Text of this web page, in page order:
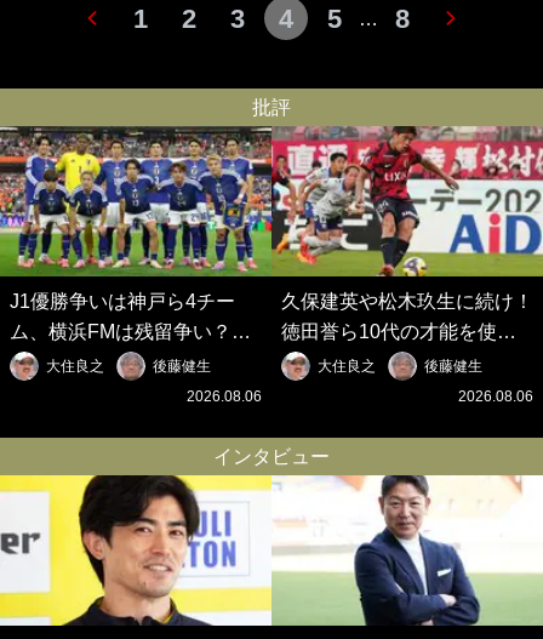
1 2 3 4 5 … 8
批評
J1優勝争いは神戸ら4チー
ム、横浜FMは残留争い？大
混戦のJ2はRB大宮に注目！
歴代最強の日本代表をJリー
の秋春制｣の大激論】(6)
大住良之
後藤健生
2026.08.06
久保建英や松木玖生に続け！
徳田誉ら10代の才能を使い
切れないJクラブの課題と、
｢0円欧州移籍｣撲滅への処方
春制｣の大激論】(5)
大住良之
後藤健生
2026.08.06
インタビュー